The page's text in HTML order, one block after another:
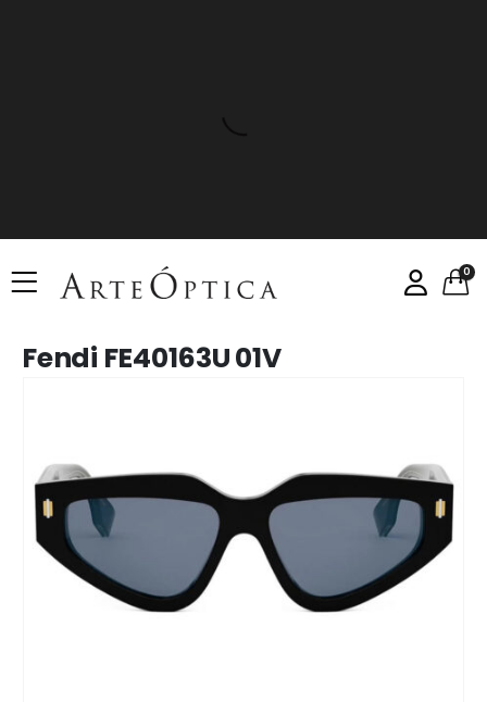
0
Fendi FE40163U 01V